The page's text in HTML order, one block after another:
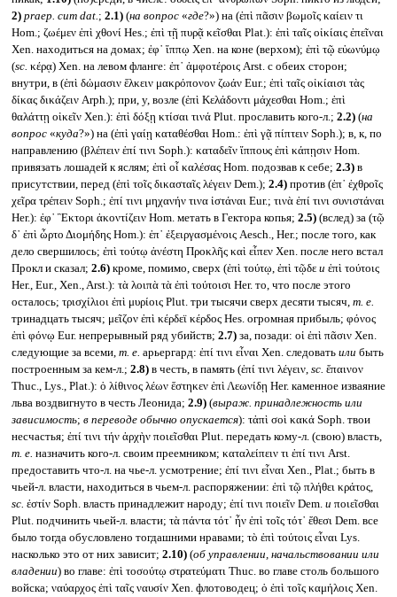
2) praep. cum dat. ; 2.1)(на вопрос«где?») на (ἐπὶ πᾶσιν βωμοῖς καίειν τι
Hom.; ζωέμεν ἐπὶ χθονί Hes.; ἐπὶ τῇ πυρᾷ κεῖσθαι Plat.): ἐπὶ ταῖς οἰκίαις ἐπεῖναι
Xen. находиться на домах; ἐφ᾽ ἵππῳ Xen. на коне (верхом); ἐπὶ τῷ εὐωνύμῳ
(sc. κέρᾳ) Xen. на левом фланге: ἐπ᾽ ἀμφοτέροις Arst. с обеих сторон;
внутри, в (ἐπὶ δώμασιν ἕλκειν μακρόπονον ζωάν Eur.; ἐπὶ ταῖς οἰκίαισι τὰς
δίκας δικάζειν Arph.); при, у, возле (ἐπὶ Κελάδοντι μάχεσθαι Hom.; ἐπὶ
θαλάττῃ οἰκεῖν Xen.): ἐπὶ δόξῃ κτίσαι τινά Plut. прославить кого-л.; 2.2)(на
вопрос«куда?») на (ἐπὶ γαίῃ καταθέσθαι Hom.: ἐπὶ γᾷ πίπτειν Soph.); в, к, по
направлению (βλέπειν ἐπί τινι Soph.): καταδεῖν ἵππους ἐπὶ κάπῃσιν Hom.
привязать лошадей к яслям; ἐπὶ οἷ καλέσας Hom. подозвав к себе; 2.3)в
присутствии, перед (ἐπὶ τοῖς δικασταῖς λέγειν Dem.); 2.4)против (ἐπ᾽ ἐχθροῖς
χεῖρα τρέπειν Soph.; ἐπί τινι μηχανήν τινα ἱστάναι Eur.; τινὰ ἐπί τινι συνιστάναι
Her.): ἐφ᾽ Ἓκτορι ἀκοντίζειν Hom. метать в Гектора копья; 2.5)(вслед) за (τῷ
δ᾽ ἐπὶ ὦρτο Διομήδης Hom.): ἐπ᾽ ἐξειργασμένοις Aesch., Her.; после того, как
дело свершилось; ἐπὶ τούτῳ ἀνέστη Προκλῆς καὶ εἶπεν Xen. после него встал
Прокл и сказал; 2.6)кроме, помимо, сверх (ἐπὶ τούτῳ, ἐπὶ τῷδε и ἐπὶ τούτοις
Her., Eur., Xen., Arst.): τὰ λοιπὰ τὰ ἐπὶ τούτοισι Her. то, что после этого
осталось; τρισχίλιοι ἐπὶ μυρίοις Plut. три тысячи сверх десяти тысяч, т. е.
тринадцать тысяч; μεῖζον ἐπὶ κέρδεϊ κέρδος Hes. огромная прибыль; φόνος
ἐπὶ φόνῳ Eur. непрерывный ряд убийств; 2.7)за, позади: οἱ ἐπὶ πᾶσιν Xen.
следующие за всеми, т. е. арьергард: ἐπί τινι εἶναι Xen. следовать или быть
построенным за кем-л.; 2.8)в честь, в память (ἐπί τινι λέγειν, sc. ἔπαινον
Thuc., Lys., Plat.): ὁ λίθινος λέων ἕστηκεν ἐπὶ Λεωνίδῃ Her. каменное изваяние
льва воздвигнуто в честь Леонида; 2.9)(выраж. принадлежность или
зависимость; в переводе обычно опускается): τἀπὶ σοὶ κακά Soph. твои
несчастья; ἐπί τινι τήν ἀρχὴν ποιεῖσθαι Plut. передать кому-л. (свою) власть,
т. е. назначить кого-л. своим преемником; καταλείπειν τι ἐπί τινι Arst.
предоставить что-л. на чье-л. усмотрение; ἐπί τινι εἶναι Xen., Plat.; быть в
чьей-л. власти, находиться в чьем-л. распоряжении: ἐπὶ τῷ πλήθει κράτος,
sc. ἐστίν Soph. власть принадлежит народу; ἐπί τινι ποιεῖν Dem. и ποιεῖσθαι
Plut. подчинить чьей-л. власти; τὰ πάντα τότ᾽ ἦν ἐπὶ τοῖς τότ᾽ ἔθεσι Dem. все
было тогда обусловлено тогдашними нравами; τὸ ἐπὶ τούτοις εἶναι Lys.
насколько это от них зависит; 2.10)(об управлении, начальствовании или
владении) во главе: ἐπὶ τοσούτῳ στρατεύματι Thuc. во главе столь большого
войска; ναύαρχος ἐπὶ ταῖς ναυσίν Xen. флотоводец; ὁ ἐπὶ τοῖς καμήλοις Xen.